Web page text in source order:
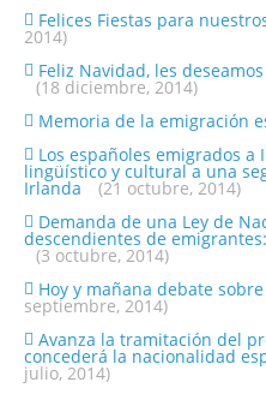
Felices Fiestas para
2014)
Feliz Navidad, les
(18 diciembre, 2014)
Memoria de la emigración
Los españoles emigrados
lingüístico y cultural a una
Irlanda
(21 octubre, 2014)
Demanda de una Ley de
descendientes de
(3 octubre, 2014)
Hoy y mañana debate
septiembre, 2014)
Avanza la tramitación del
concederá la nacionalidad
julio, 2014)